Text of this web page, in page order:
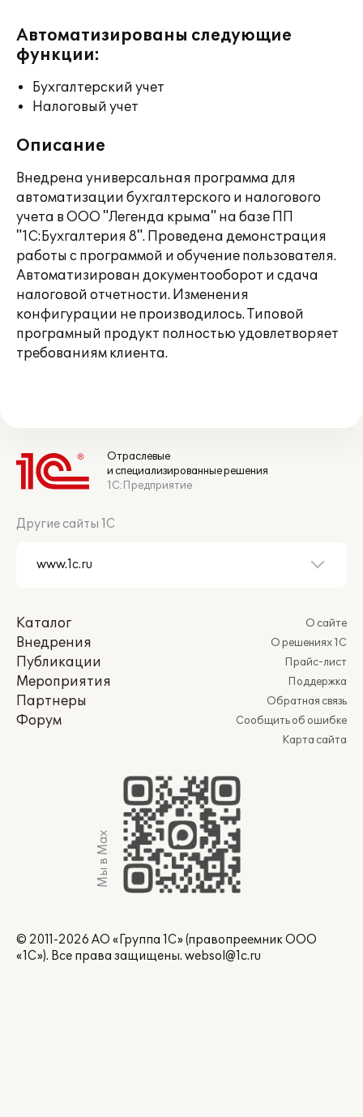
Автоматизированы следующие
функции:
Бухгалтерский учет
Налоговый учет
Описание
Внедрена универсальная программа для
автоматизации бухгалтерского и налогового
учета в ООО "Легенда крыма" на базе ПП
"1С:Бухгалтерия 8". Проведена демонстрация
работы с программой и обучение пользователя.
Автоматизирован документооборот и сдача
налоговой отчетности. Изменения
конфигурации не производилось. Типовой
програмный продукт полностью удовлетворяет
требованиям клиента.
Отраслевые
и специализированные решения
1С:Предприятие
Другие сайты 1С
Каталог
Внедрения
Публикации
Мероприятия
Партнеры
Форум
О сайте
О решениях 1С
Прайс-лист
Поддержка
Обратная связь
Сообщить об ошибке
Карта сайта
Мы в Max
© 2011-2026 АО «Группа 1С» (правопреемник ООО
«1С»). Все права защищены. websol@1c.ru